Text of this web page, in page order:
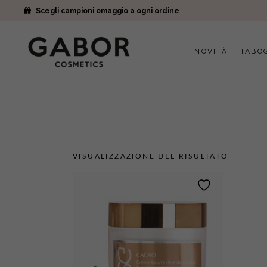
Scegli campioni omaggio a ogni ordine
NOVITÀ
VISUALIZZAZIONE DEL RISULTATO